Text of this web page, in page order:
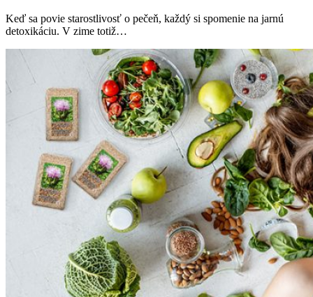
Keď sa povie starostlivosť o pečeň, každý si spomenie na jarnú
detoxikáciu. V zime totiž…